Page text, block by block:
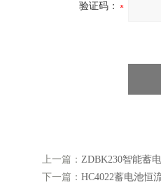
验证码：
上一篇： ZDBK230智能蓄
下一篇： HC4022蓄电池恒